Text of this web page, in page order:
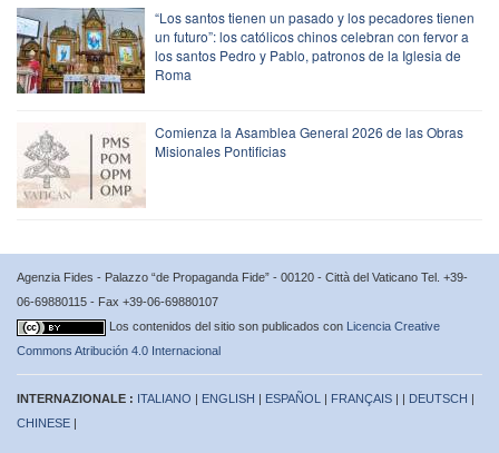
“Los santos tienen un pasado y los pecadores tienen
un futuro”: los católicos chinos celebran con fervor a
los santos Pedro y Pablo, patronos de la Iglesia de
Roma
Comienza la Asamblea General 2026 de las Obras
Misionales Pontificias
Agenzia Fides - Palazzo “de Propaganda Fide” - 00120 - Città del Vaticano Tel. +39-
06-69880115 - Fax +39-06-69880107
Los contenidos del sitio son publicados con Licencia Creative
Commons Atribución 4.0 Internacional
INTERNAZIONALE : ITALIANO | ENGLISH | ESPAÑOL | FRANÇAIS | | DEUTSCH |
CHINESE |